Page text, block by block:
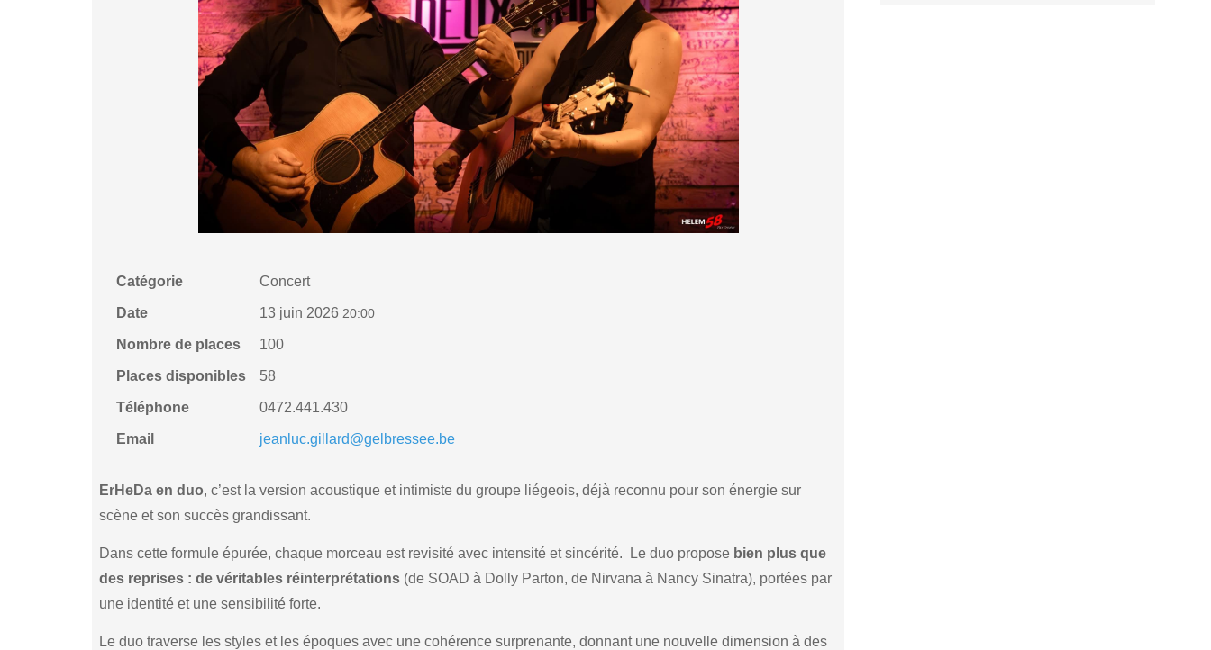
Catégorie Concert
Date 13 juin 2026 20:00
Nombre de places 100
Places disponibles 58
Téléphone 0472.441.430
Email jeanluc.gillard@gelbressee.be
ErHeDa en duo, c’est la version acoustique et intimiste du groupe liégeois, déjà reconnu pour son énergie sur
scène et son succès grandissant.
Dans cette formule épurée, chaque morceau est revisité avec intensité et sincérité. Le duo propose bien plus que
des reprises : de véritables réinterprétations (de SOAD à Dolly Parton, de Nirvana à Nancy Sinatra), portées par
une identité et une sensibilité forte.
Le duo traverse les styles et les époques avec une cohérence surprenante, donnant une nouvelle dimension à des